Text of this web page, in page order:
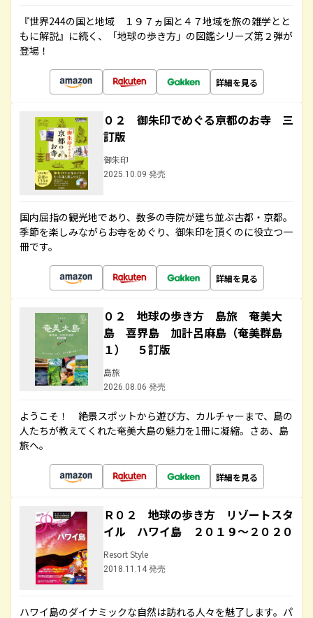
『世界244の国と地域 １９７ヵ国と４７地域を旅の雑学とと
もに解説』に続く、「地球の歩き方」の図鑑シリーズ第２弾が
登場！
詳細を見る
０２ 御朱印でめぐる京都のお寺 三
訂版
御朱印
2025.10.09 発売
国内屈指の観光地であり、数多の寺院が建ち並ぶ古都・京都。
季節を楽しみながらお寺をめぐり、御朱印を頂くのに役立つ一
冊です。
詳細を見る
０２ 地球の歩き方 島旅 奄美大
島 喜界島 加計呂麻島（奄美群島
１） ５訂版
島旅
2026.08.06 発売
ようこそ！ 絶景スポットから遊び方、カルチャーまで、島の
人たちが教えてくれた奄美大島の魅力を1冊に凝縮。さあ、島
旅へ。
詳細を見る
Ｒ０２ 地球の歩き方 リゾートスタ
イル ハワイ島 ２０１９～２０２０
Resort Style
2018.11.14 発売
ハワイ島のダイナミックな自然は訪れる人々を魅了します。パ